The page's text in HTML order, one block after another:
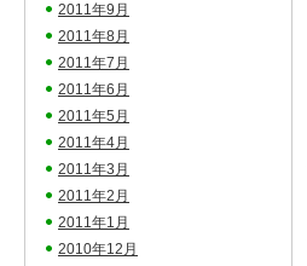
2011年9月
2011年8月
2011年7月
2011年6月
2011年5月
2011年4月
2011年3月
2011年2月
2011年1月
2010年12月